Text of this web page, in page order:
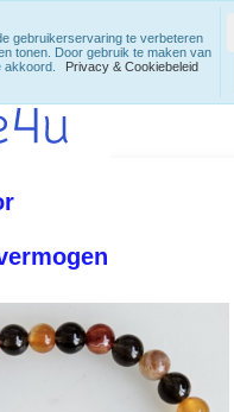
gebruikerservaring te verbeteren
tonen. Door gebruik te maken van
akkoord.
Privacy & Cookiebeleid